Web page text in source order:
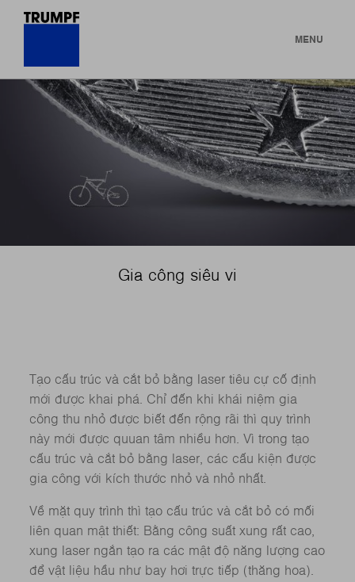
MENU
Gia công siêu vi
Tạo cấu trúc và cắt bỏ bằng laser tiêu cự cố định
mới được khai phá. Chỉ đến khi khái niệm gia
công thu nhỏ được biết đến rộng rãi thì quy trình
này mới được quuan tâm nhiều hơn. Vì trong tạo
cấu trúc và cắt bỏ bằng laser, các cấu kiện được
gia công với kích thước nhỏ và nhỏ nhất.
Về mặt quy trình thì tạo cấu trúc và cắt bỏ có mối
liên quan mật thiết: Bằng công suất xung rất cao,
xung laser ngắn tạo ra các mật độ năng lượng cao
để vật liệu hầu như bay hơi trực tiếp (thăng hoa).